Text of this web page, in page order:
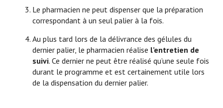
Le pharmacien ne peut dispenser que la préparation
correspondant à un seul palier à la fois.
Au plus tard lors de la délivrance des gélules du
dernier palier, le pharmacien réalise l’entretien de
suivi. Ce dernier ne peut être réalisé qu’une seule fois
durant le programme et est certainement utile lors
de la dispensation du dernier palier.